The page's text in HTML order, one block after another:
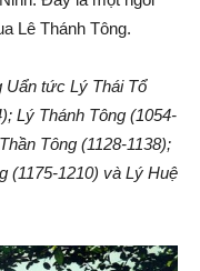
Lê Thánh Tông.
Uẩn tức Lý Thái Tổ
Lý Thánh Tông (1054-
Tông (1128-1138);
(1175-1210) và Lý Huệ